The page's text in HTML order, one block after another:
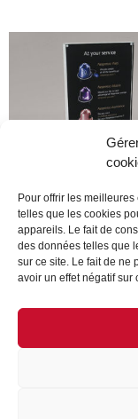
Pour offrir les
telles que les cookies
appareils. Le fait de
des données telles que
sur ce site. Le fait de ne
avoir un effet négatif sur
Produit
Lire la suite